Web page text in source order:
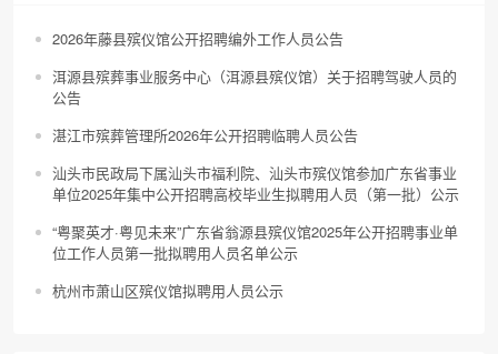
2026年藤县殡仪馆公开招聘编外工作人员公告
洱源县殡葬事业服务中心（洱源县殡仪馆）关于招聘驾驶人员的
公告
湛江市殡葬管理所2026年公开招聘临聘人员公告
汕头市民政局下属汕头市福利院、汕头市殡仪馆参加广东省事业
单位2025年集中公开招聘高校毕业生拟聘用人员（第一批）公示
“粤聚英才·粤见未来”广东省翁源县殡仪馆2025年公开招聘事业单
位工作人员第一批拟聘用人员名单公示
杭州市萧山区殡仪馆拟聘用人员公示